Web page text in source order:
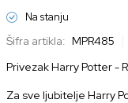
Na stanju
Šifra artikla: MPR485
Privezak Harry Potter -
Za sve ljubitelje Harry